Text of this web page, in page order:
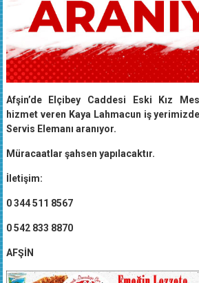
Afşin’de Elçibey Caddesi Eski Kız
hizmet veren Kaya Lahmacun iş
Servis Elemanı aranıyor.
Müracaatlar şahsen yapılacaktır.
İletişim:
0 344 511 8567
0 542 833 8870
AFŞİN